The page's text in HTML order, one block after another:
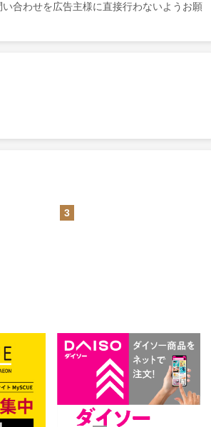
合わせを広告主様に直接行わないようお願
）
公式通販【ダイソーネットスト
ア】
3
還元
獲得条件：お買い物